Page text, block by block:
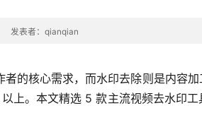
发表者：qianqian
的核心需求，而水印去除则是内容
上。本文精选 5 款主流视频去水印